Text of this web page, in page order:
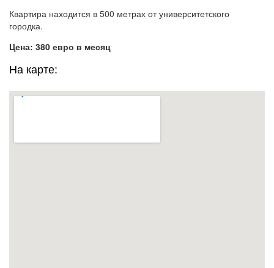
Квартира находится в 500 метрах от университетского
городка.
Цена: 380 евро в месяц
На карте: